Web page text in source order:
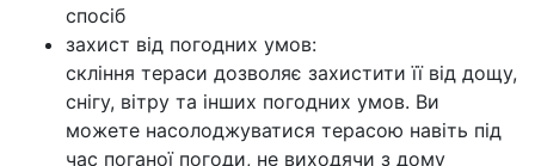
спосіб
захист від погодних умов:
скління тераси дозволяє захистити її від дощу,
снігу, вітру та інших погодних умов. Ви
можете насолоджуватися терасою навіть під
час поганої погоди, не виходячи з дому